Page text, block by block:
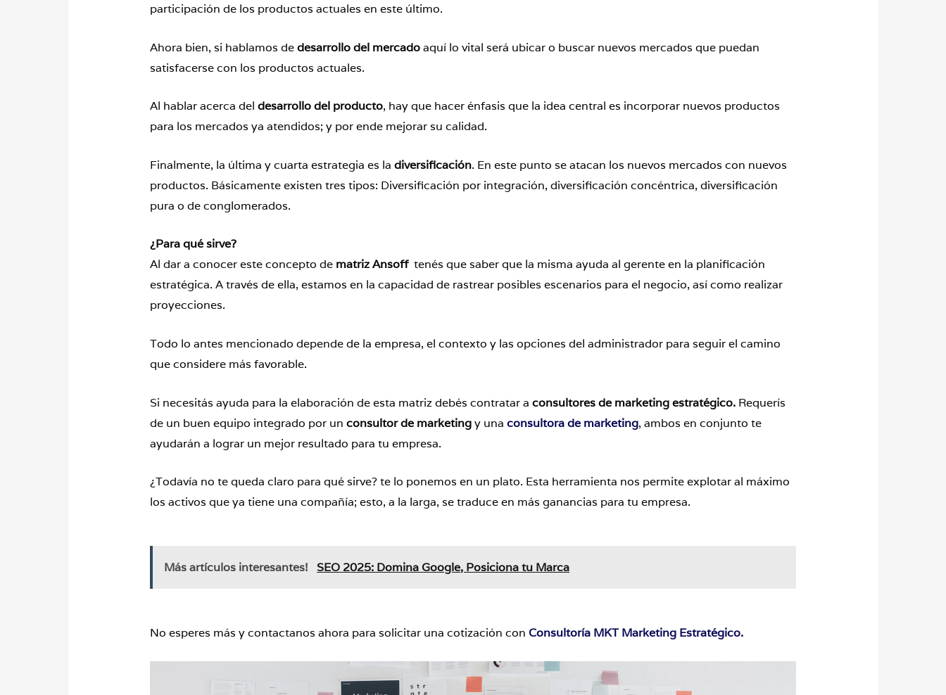
participación de los productos actuales en este último.
Ahora bien, si hablamos dedesarrollo del mercadoaquí lo vital será ubicar o buscar nuevos mercados que puedan
satisfacerse con los productos actuales.
Al hablar acerca deldesarrollo del producto, hay que hacer énfasis que la idea central es incorporar nuevos productos
para los mercados ya atendidos; y por ende mejorar su calidad.
Finalmente, la última y cuarta estrategia es ladiversificación. En este punto se atacan los nuevos mercados con nuevos
productos. Básicamente existen tres tipos: Diversificación por integración, diversificación concéntrica, diversificación
pura o de conglomerados.
¿Para qué sirve?
Al dar a conocer este concepto de matriz Ansofftenés que saber que la misma ayuda al gerente en la planificación
estratégica. A través de ella, estamos en la capacidad de rastrear posibles escenarios para el negocio, así como realizar
proyecciones.
Todo lo antes mencionado depende de la empresa, el contexto y las opciones del administrador para seguir el camino
que considere más favorable.
Si necesitás ayuda para la elaboración de esta matriz debés contratar aconsultores de marketing estratégico. Requerís
de un buen equipo integrado por unconsultorde marketingy unaconsultora de marketing, ambos en conjunto te
ayudarán a lograr un mejor resultado para tu empresa.
¿Todavía no te queda claro para qué sirve? te lo ponemos en un plato. Esta herramienta nos permite explotar al máximo
los activos que ya tiene una compañía; esto, a la larga, se traduce en más ganancias para tu empresa.
Más artículos interesantes! SEO 2025: Domina Google, Posiciona tu Marca
No esperes más y contactanos ahora para solicitar una cotización con Consultoría MKT Marketing Estratégico.